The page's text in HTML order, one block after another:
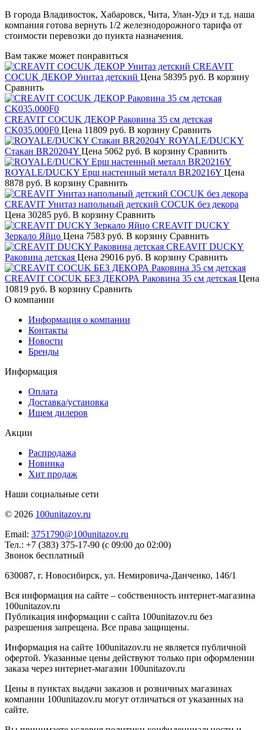
В города Владивосток, Хабаровск, Чита, Улан-Удэ и т.д. наша
компания готова вернуть 1/2 железнодорожного тарифа от
стоимости перевозки до пункта назначения.
Вам также может понравиться
CREAVIT
COCUK ДЕКОР Унитаз детский Цена 58395 руб. В корзину
Сравнить
CREAVIT COCUK ДЕКОР Раковина 35 см детская
CK035.000F0 Цена 11809 руб. В корзину Сравнить
ROYALE/DUCKY
Стакан BR20204Y Цена 5062 руб. В корзину Сравнить
ROYALE/DUCKY Ерш настенный металл BR20216Y Цена
8878 руб. В корзину Сравнить
CREAVIT Унитаз напольный детский COCUK без декора
Цена 30285 руб. В корзину Сравнить
CREAVIT DUCKY
Зеркало Яйцо Цена 7583 руб. В корзину Сравнить
CREAVIT DUCKY
Раковина детская Цена 29016 руб. В корзину Сравнить
CREAVIT COCUK БЕЗ ДЕКОРА Раковина 35 см детская Цена
10819 руб. В корзину Сравнить
О компании
Информация о компании
Контакты
Новости
Бренды
Информация
Оплата
Доставка/установка
Ищем дилеров
Акции
Распродажа
Новинка
Хит продаж
Наши социальные сети
© 2026 100unitazov.ru
Email: 3751790@100unitazov.ru
Тел.: +7 (383) 375-17-90 (с 09:00 до 02:00)
Звонок бесплатный
630087, г. Новосибирск, ул. Немировича-Данченко, 146/1
Вся информация на сайте – собственность интернет-магазина
100unitazov.ru
Публикация информации с сайта 100unitazov.ru без
разрешения запрещена. Все права защищены.
Информация на сайте 100unitazov.ru не является публичной
офертой. Указанные цены действуют только при оформлении
заказа через интернет-магазин 100unitazov.ru
Цены в пунктах выдачи заказов и розничных магазинах
компании 100unitazov.ru могут отличаться от указанных на
сайте.